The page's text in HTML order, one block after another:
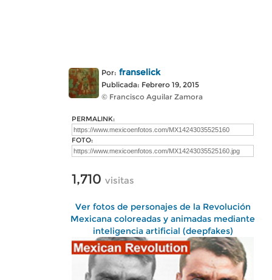
Por: franselick
Publicada: Febrero 19, 2015
© Francisco Aguilar Zamora
PERMALINK:
FOTO:
1,710 visitas
Ver fotos de personajes de la Revolución
Mexicana coloreadas y animadas mediante
inteligencia artificial (deepfakes)